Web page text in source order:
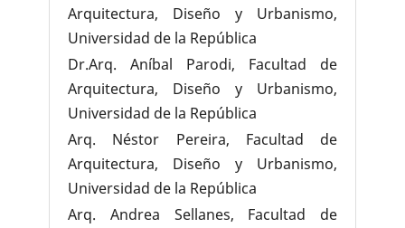
Arquitectura, Diseño y Urbanismo,
Universidad de la República
Dr.Arq. Aníbal Parodi, Facultad de
Arquitectura, Diseño y Urbanismo,
Universidad de la República
Arq. Néstor Pereira, Facultad de
Arquitectura, Diseño y Urbanismo,
Universidad de la República
Arq. Andrea Sellanes, Facultad de